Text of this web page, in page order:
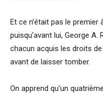
Et ce n’était pas le
puisqu’avant lui, George
chacun acquis les droits
avant de laisser tomber.
On apprend qu’un